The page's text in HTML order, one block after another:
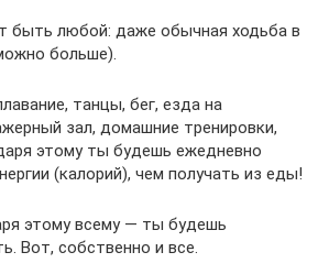
быть любой: даже обычная ходьба в
больше).
танцы, бег, езда на
зал, домашние тренировки,
этому ты будешь ежедневно
(калорий), чем получать из еды!
этому всему — ты будешь
Вот, собственно и все.